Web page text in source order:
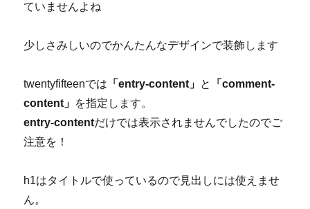
ていませんよね
少しさみしいのでかんたんなデザインで装飾します
twentyfifteenでは 「entry-content」 と
「comment-
content」 を指定します。
entry-contentだけでは表示されませんでしたのでご
注意を！
h1はタイトルで使っているので見出しには使えませ
ん。